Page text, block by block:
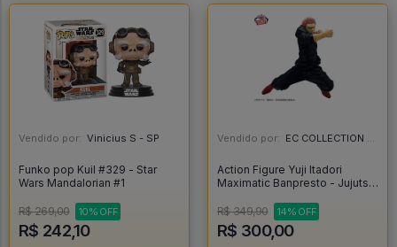
Vendido por: Vinicius S - SP
Funko pop Kuil #329 - Star
Wars Mandalorian #1
R$ 269,00 10% OFF
R$ 242,10
Vendido por: EC COLLECTION - SP
Action Figure Yuji Itadori
Maximatic Banpresto - Jujutsu
R$ 349,90
14% OFF
R$ 300,00